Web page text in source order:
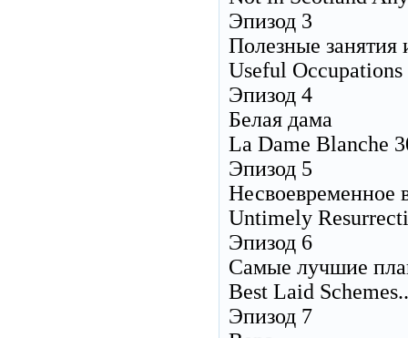
Эпизод 3
Полезные
Useful Occupations
Эпизод 4
Белая дама
La Dame Blanche
Эпизод 5
Несвоевременное
Untimely
Эпизод 6
Самые лучшие
Best Laid
Эпизод 7